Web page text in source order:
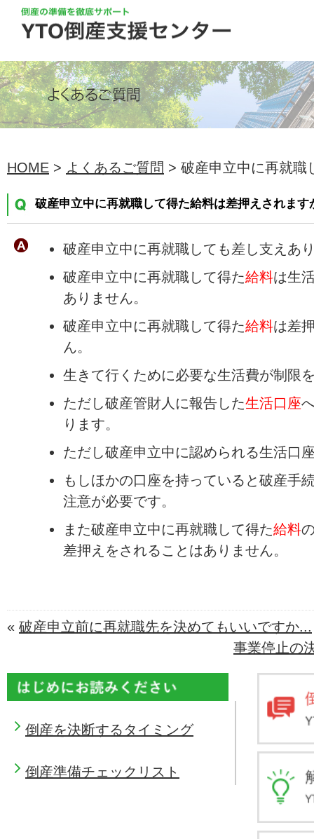
倒産を決断するタイミング
倒産準備チェックリスト
HOME > よくあるご質問 > 破産申立中に再就職
破産申立中に再就職して得た給料は差押えされます
破産申立中に再就職しても差し支えあ
破産申立中に再就職して得た給料は生
ありません。
破産申立中に再就職して得た給料は差
ん。
生きて行くために必要な生活費が制限
ただし破産管財人に報告した生活口座
ります。
ただし破産申立中に認められる生活口
もしほかの口座を持っていると破産手
注意が必要です。
また破産申立中に再就職して得た給料
差押えをされることはありません。
« 破産申立前に再就職先を決めてもいいですか...
事業停止の